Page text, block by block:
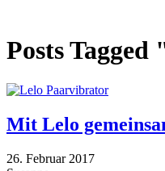
Posts
Mit Lelo
26. Februar 2017